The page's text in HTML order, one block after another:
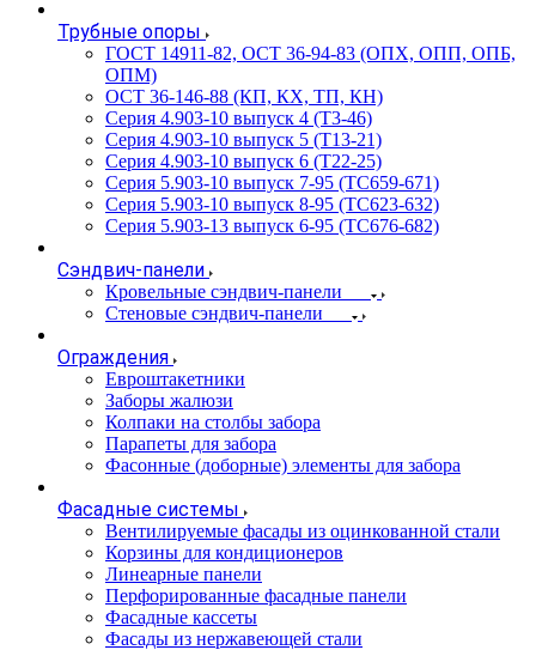
Трубные опоры
ГОСТ 14911-82, ОСТ 36-94-83 (ОПХ, ОПП, ОПБ,
ОПМ)
ОСТ 36-146-88 (КП, КХ, ТП, КН)
Серия 4.903-10 выпуск 4 (Т3-46)
Серия 4.903-10 выпуск 5 (Т13-21)
Серия 4.903-10 выпуск 6 (Т22-25)
Серия 5.903-10 выпуск 7-95 (ТС659-671)
Серия 5.903-10 выпуск 8-95 (ТС623-632)
Серия 5.903-13 выпуск 6-95 (ТС676-682)
Сэндвич-панели
Кровельные сэндвич-панели
Стеновые сэндвич-панели
Ограждения
Евроштакетники
Заборы жалюзи
Колпаки на столбы забора
Парапеты для забора
Фасонные (доборные) элементы для забора
Фасадные системы
Вентилируемые фасады из оцинкованной стали
Корзины для кондиционеров
Линеарные панели
Перфорированные фасадные панели
Фасадные кассеты
Фасады из нержавеющей стали